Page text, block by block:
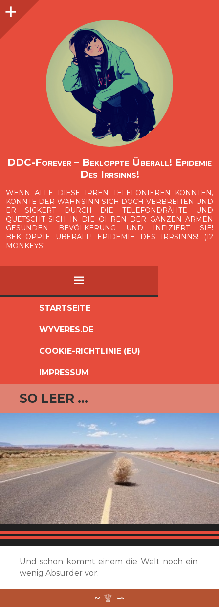
O
p
e
n
i
d
e
b
a
DDC-Forever – Bekloppte Überall! Epidemie
Des Irrsinns!
WENN ALLE DIESE IRREN TELEFONIEREN KÖNNTEN,
KÖNNTE DER WAHNSINN SICH DOCH VERBREITEN UND
ER SICKERT DURCH DIE TELEFONDRÄHTE UND
QUETSCHT SICH IN DIE OHREN DER GANZEN ARMEN
GESUNDEN BEVÖLKERUNG UND INFIZIERT SIE!
BEKLOPPTE ÜBERALL! EPIDEMIE DES IRRSINNS! (12
MONKEYS)
MENÜ
SPRINGEN
STARTSEITE
WYVERES.DE
COOKIE-RICHTLINIE (EU)
IMPRESSUM
Seitenleiste
SO LEER …
Und schon kommt einem die Welt noch ein
wenig Absurder vor.